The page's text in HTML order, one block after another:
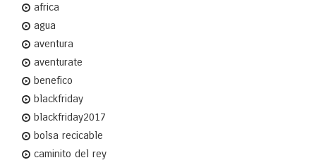
africa
agua
aventura
aventurate
benefico
blackfriday
blackfriday2017
bolsa recicable
caminito del rey